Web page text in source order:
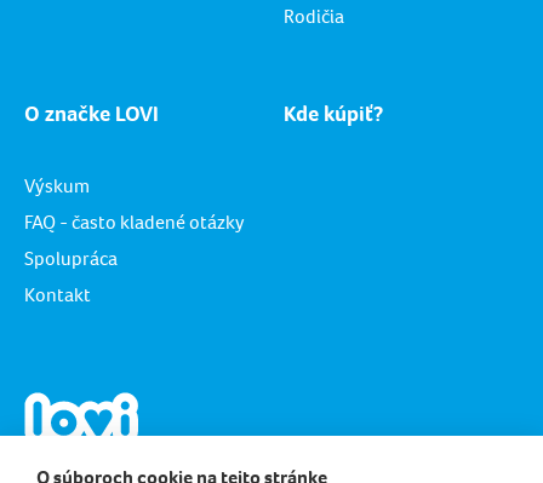
Rodičia
O značke LOVI
Výskum
FAQ - často kladené otázky
Spolupráca
Kontakt
Kde kúpiť?
O súboroch cookie na tejto stránke